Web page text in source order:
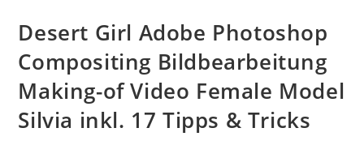
Desert Girl Adobe Photoshop
Compositing Bildbearbeitung
Making-of Video Female Model
Silvia inkl. 17 Tipps & Tricks